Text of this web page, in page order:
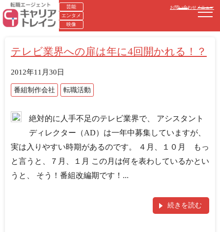
芸能
エンタメ
映像
お問い合わせメニュー
テレビ業界への扉は年に4回開かれる！？
2012年11月30日
番組制作会社 転職活動
絶対的に人手不足のテレビ業界で、 アシスタント
ディレクター（AD）は一年中募集していますが、
実は入りやすい時期があるのです。 ４月、１０月 もっ
と言うと、７月、１月 この月は何を表わしているかとい
うと、 そう！番組改編期です！...
続きを読む